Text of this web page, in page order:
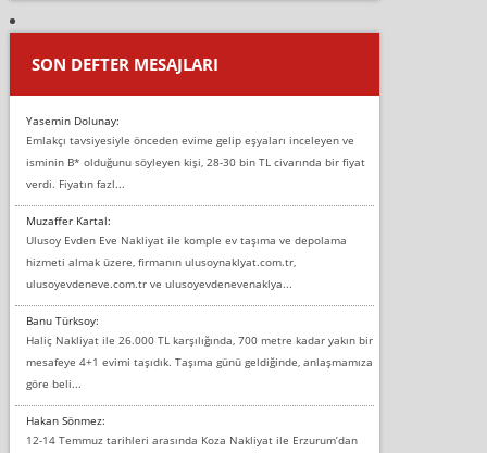
SON DEFTER MESAJLARI
Yasemin Dolunay:
Emlakçı tavsiyesiyle önceden evime gelip eşyaları inceleyen ve
isminin B* olduğunu söyleyen kişi, 28-30 bin TL civarında bir fiyat
verdi. Fiyatın fazl...
Muzaffer Kartal:
Ulusoy Evden Eve Nakliyat ile komple ev taşıma ve depolama
hizmeti almak üzere, firmanın ulusoynaklyat.com.tr,
ulusoyevdeneve.com.tr ve ulusoyevdenevenaklya...
Banu Türksoy:
Haliç Nakliyat ile 26.000 TL karşılığında, 700 metre kadar yakın bir
mesafeye 4+1 evimi taşıdık. Taşıma günü geldiğinde, anlaşmamıza
göre beli...
Hakan Sönmez:
12-14 Temmuz tarihleri arasında Koza Nakliyat ile Erzurum’dan